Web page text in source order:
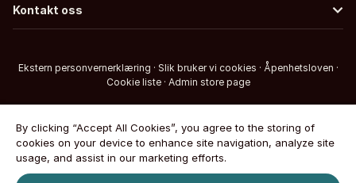
Kontakt oss
Ekstern personvernerklæring · Slik bruker vi cookies · Åpenhetsloven ·
Cookie liste · Admin store page
By clicking “Accept All Cookies”, you agree to the storing of
cookies on your device to enhance site navigation, analyze site
usage, and assist in our marketing efforts.